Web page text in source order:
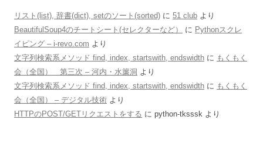
リスト(list), 辞書(dict), setのソート(sorted) に 51 club より
BeautifulSoup4のチートシート(セレクターなど）
に Pythonスクレ
イピング – i-revo.com より
文字列検索系メソッド find, index, startswith, endswidth に もくもく
会（全国） 第三次 – 河内・水簾洞 より
文字列検索系メソッド find, index, startswith, endswidth に もくもく
会（全国） – デジタル技術 より
HTTPのPOST/GETリクエストをする に python-tksssk より